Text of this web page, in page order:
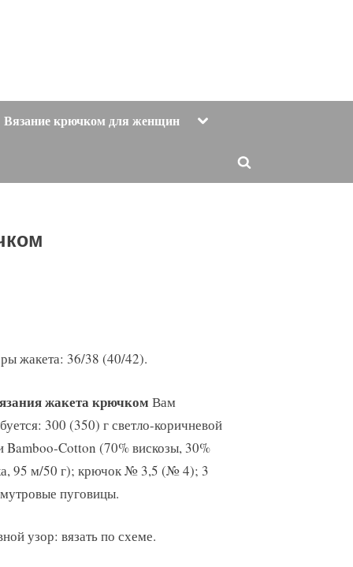
Вязание крючком для женщин Toggle
Toggle
жакета: 36/38 (40/42).
жакета крючком Вам
300 (350) г светло-коричневой
Bamboo-Cotton (70% вискозы, 30%
95 м/50 г); крючок № 3,5 (№ 4); 3
пуговицы.
узор: вязать по схеме.